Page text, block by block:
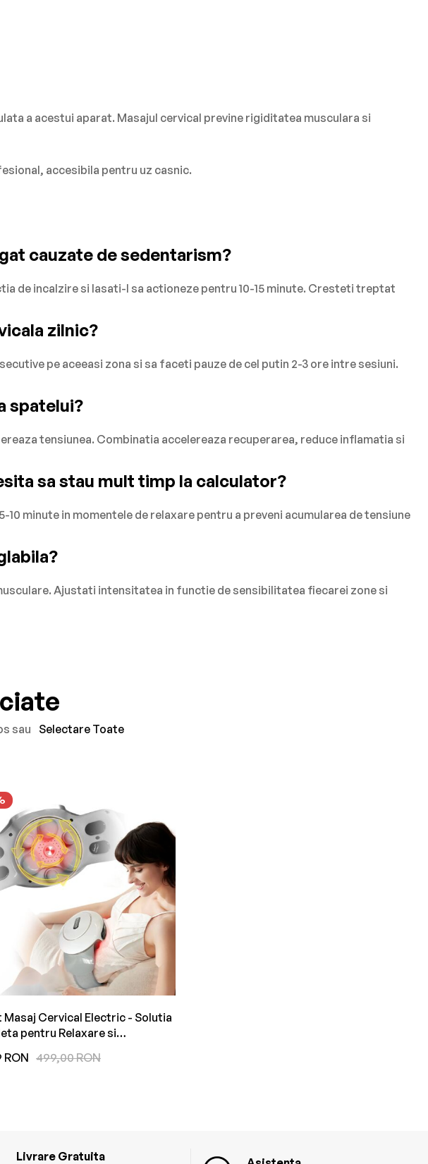
a acestui aparat. Masajul cervical previne rigiditatea musculara si
accesibila pentru uz casnic.
cauzate de sedentarism?
de incalzire si lasati-l sa actioneze pentru 10-15 minute. Cresteti treptat
zilnic?
pe aceeasi zona si sa faceti pauze de cel putin 2-3 ore intre sesiuni.
spatelui?
tensiunea. Combinatia accelereaza recuperarea, reduce inflamatia si
sa stau mult timp la calculator?
minute in momentele de relaxare pentru a preveni acumularea de tensiune
Ajustati intensitatea in functie de sensibilitatea fiecarei zone si
sau Selectare Toate
Masaj Cervical Electric - Solutia
pentru Relaxare si
RON 499,00 RON
Livrare Gratuita